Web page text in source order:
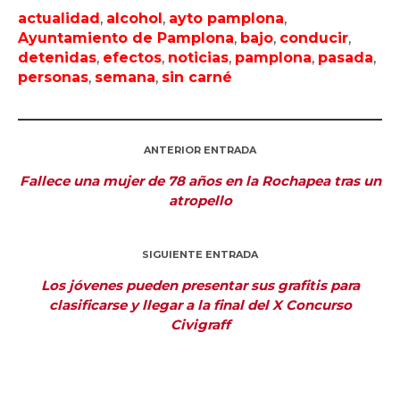
actualidad, alcohol, ayto pamplona,
Ayuntamiento de Pamplona, bajo, conducir,
detenidas, efectos, noticias, pamplona, pasada,
personas, semana, sin carné
ANTERIOR ENTRADA
Fallece una mujer de 78 años en la Rochapea tras un
atropello
SIGUIENTE ENTRADA
Los jóvenes pueden presentar sus grafitis para
clasificarse y llegar a la final del X Concurso
Civigraff